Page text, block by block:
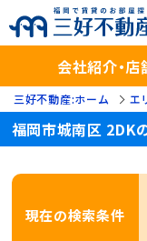
会社紹介・店
三好不動産:ホーム エ
福岡市城南区 2DKの
現在の検索条件